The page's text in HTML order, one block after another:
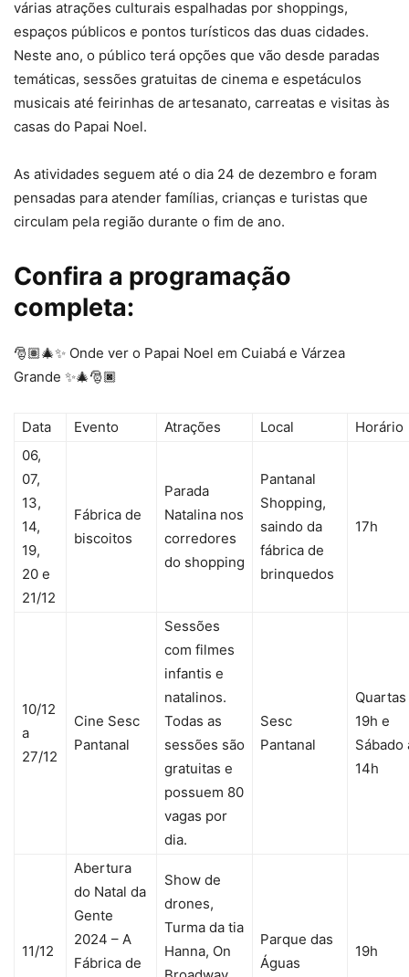
várias atrações culturais espalhadas por shoppings,
espaços públicos e pontos turísticos das duas cidades.
Neste ano, o público terá opções que vão desde paradas
temáticas, sessões gratuitas de cinema e espetáculos
musicais até feirinhas de artesanato, carreatas e visitas às
casas do Papai Noel.
As atividades seguem até o dia 24 de dezembro e foram
pensadas para atender famílias, crianças e turistas que
circulam pela região durante o fim de ano.
Confira a programação
completa:
🎅🏽🎄✨ Onde ver o Papai Noel em Cuiabá e Várzea
Grande ✨🎄🎅🏿
Data Evento Atrações Local
Horário
06,
07,
13,
14,
19,
20 e
21/12
Fábrica de
biscoitos
Parada
Natalina nos
corredores
do shopping
Pantanal
Shopping,
saindo da
fábrica de
brinquedos
17h
10/12
a
27/12
Cine Sesc
Pantanal
Sessões
com filmes
infantis e
natalinos.
Todas as
sessões são
gratuitas e
possuem 80
vagas por
dia.
Sesc
Pantanal
Quartas
19h e
Sábado
14h
11/12
Abertura
do Natal da
Gente
2024 – A
Fábrica de
Show de
drones,
Turma da tia
Hanna, On
Parque das
Águas
19h